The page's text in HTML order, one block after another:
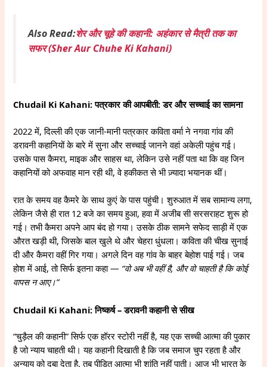
Also Read:शेर और चूहे की कहानी: अहंकार से मैत्री तक का
सफर (Sher Aur Chuhe Ki Kahani)
Chudail Ki Kahani: पत्रकार की आपबीती: डर और सच्चाई का सामना
2022 में, दिल्ली की एक जानी-मानी पत्रकार कविता वर्मा ने नगवा गांव की
डरावनी कहानियों के बारे में सुना और सच्चाई जानने वहां अकेली पहुंच गई।
उसके पास कैमरा, माइक और साहस था, लेकिन उसे नहीं पता था कि वह जिन
कहानियों को अफवाह मान रही थी, वे हकीकत से भी ज़्यादा भयानक थीं।
रात के समय वह कैमरे के साथ कुएं के पास पहुंची। शुरुआत में सब सामान्य लगा,
लेकिन जैसे ही रात 12 बजे का समय हुआ, हवा में अजीब सी सरसराहट शुरू हो
गई। तभी कैमरा अपने आप बंद हो गया। उसके ठीक सामने सफेद साड़ी में एक
औरत खड़ी थी, जिसके बाल खुले थे और चेहरा धुंधला। कविता की चीख सुनाई
दी और कैमरा वहीं गिर गया। अगले दिन वह गांव के बाहर बेहोश पाई गई। जब
होश में आई, तो सिर्फ इतना कहा — “वो अब भी वहीं है, और वो चाहती है कि कोई
वापस न आए।”
Chudail Ki Kahani: निष्कर्ष – डरावनी कहानी से सीख
“चुड़ैल की कहानी” सिर्फ एक हॉरर स्टोरी नहीं है, यह एक सच्ची आत्मा की पुकार
है जो न्याय चाहती थी। यह कहानी दिखाती है कि जब समाज चुप रहता है और
अन्याय को दबा देता है, तब पीड़ित आत्मा भी शांति नहीं पाती। आज भी भारत के